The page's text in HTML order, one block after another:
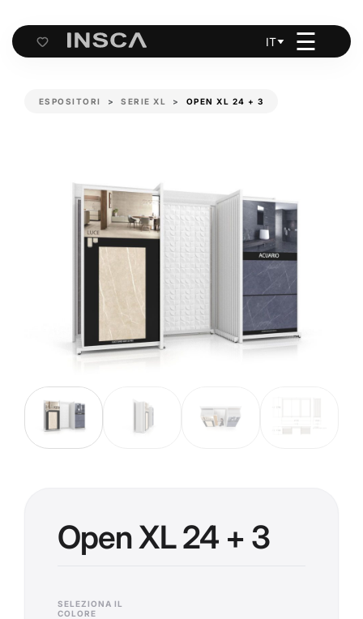
Cart
IT ☰
ESPOSITORI SERIE XL OPEN XL 24 + 3
Open XL 24 + 3
SELEZIONA IL
COLORE